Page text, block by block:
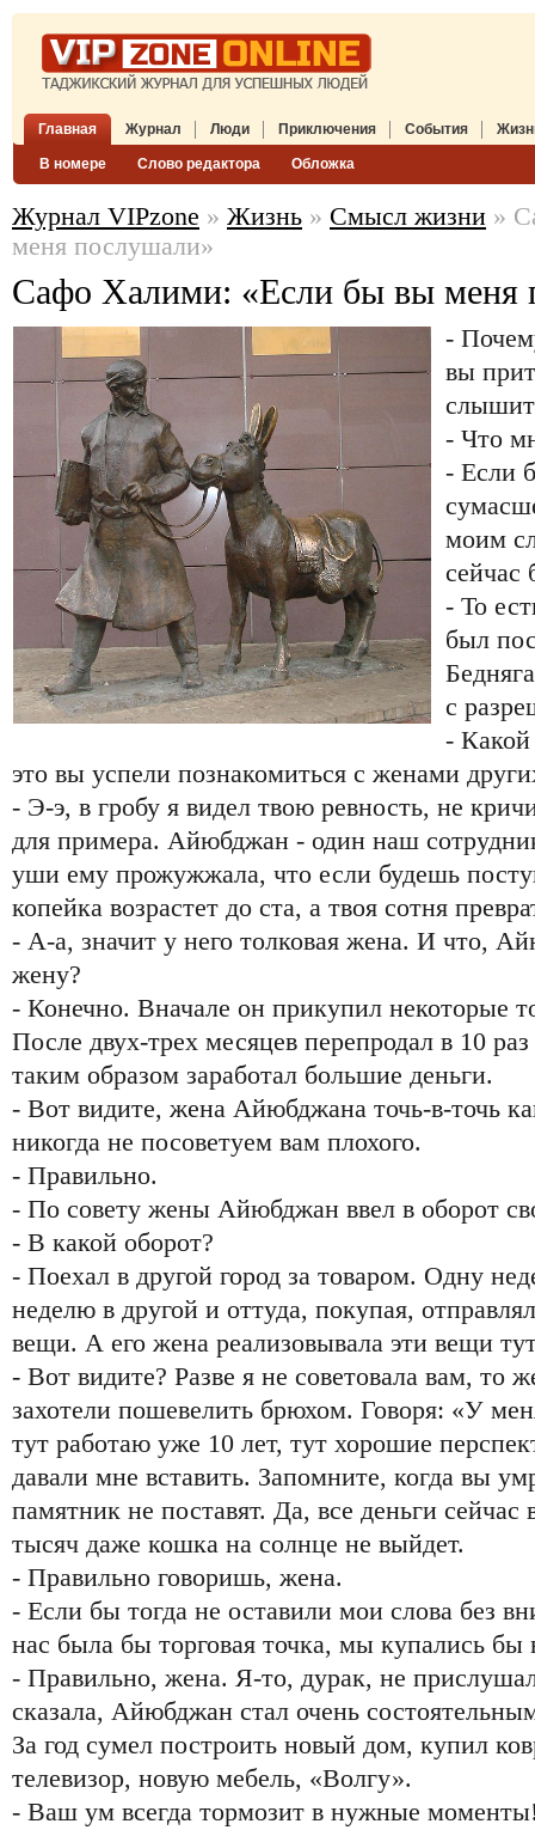
Главная Журнал
В номере Слово редактора Обложка
Люди Приключения События
Журнал VIPzone » Жизнь » Смысл жизни »
меня послушали»
Сафо Халими: «Если бы вы меня
-
вы
- Что
- Если
моим
- То
был
с
-
это вы успели познакомиться с женами
- Э-э, в гробу я видел твою ревность, не
для примера. Айюбджан - один наш
уши ему прожужжала, что если будешь
копейка возрастет до ста, а твоя сотня
- А-а, значит у него толковая жена. И что,
жену?
- Конечно. Вначале он прикупил некоторые
После двух-трех месяцев перепродал в 10
таким образом заработал большие деньги.
- Вот видите, жена Айюбджана точь-в-точь
никогда не посоветуем вам плохого.
- Правильно.
- По совету жены Айюбджан ввел в оборот
- В какой оборот?
- Поехал в другой город за товаром. Одну
неделю в другой и оттуда, покупая,
вещи. А его жена реализовывала эти вещи
- Вот видите? Разве я не советовала вам, то
захотели пошевелить брюхом. Говоря: «У
тут работаю уже 10 лет, тут хорошие
давали мне вставить. Запомните, когда вы
памятник не поставят. Да, все деньги
тысяч даже кошка на солнце не выйдет.
- Правильно говоришь, жена.
- Если бы тогда не оставили мои слова без
нас была бы торговая точка, мы купались бы
- Правильно, жена. Я-то, дурак, не
сказала, Айюбджан стал очень
За год сумел построить новый дом, купил
телевизор, новую мебель, «Волгу».
- Ваш ум всегда тормозит в нужные